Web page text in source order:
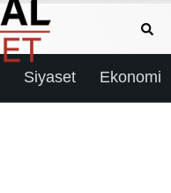
Siyaset Ekonomi